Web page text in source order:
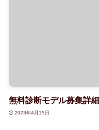
無料診断モデル募集詳細
2023年4月15日